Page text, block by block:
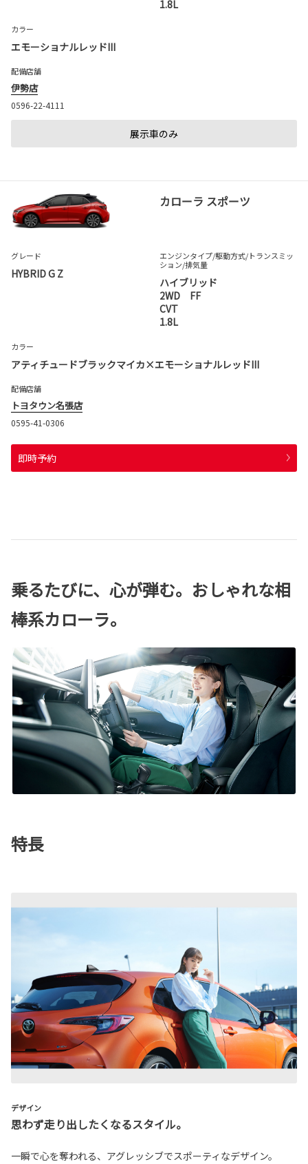
1.8L
カラー
エモーショナルレッドIII
配備店舗
伊勢店
0596-22-4111
展示車のみ
カローラ スポーツ
グレード
HYBRID G Z
エンジンタイプ/駆動方式/トランスミッ
ション/排気量
ハイブリッド
2WD FF
CVT
1.8L
カラー
アティチュードブラックマイカ×エモーショナルレッドIII
配備店舗
トヨタウン名張店
0595-41-0306
即時予約
乗るたびに、心が弾む。おしゃれな相
棒系カローラ。
特長
デザイン
思わず走り出したくなるスタイル。
一瞬で心を奪われる、アグレッシブでスポーティなデザイン。